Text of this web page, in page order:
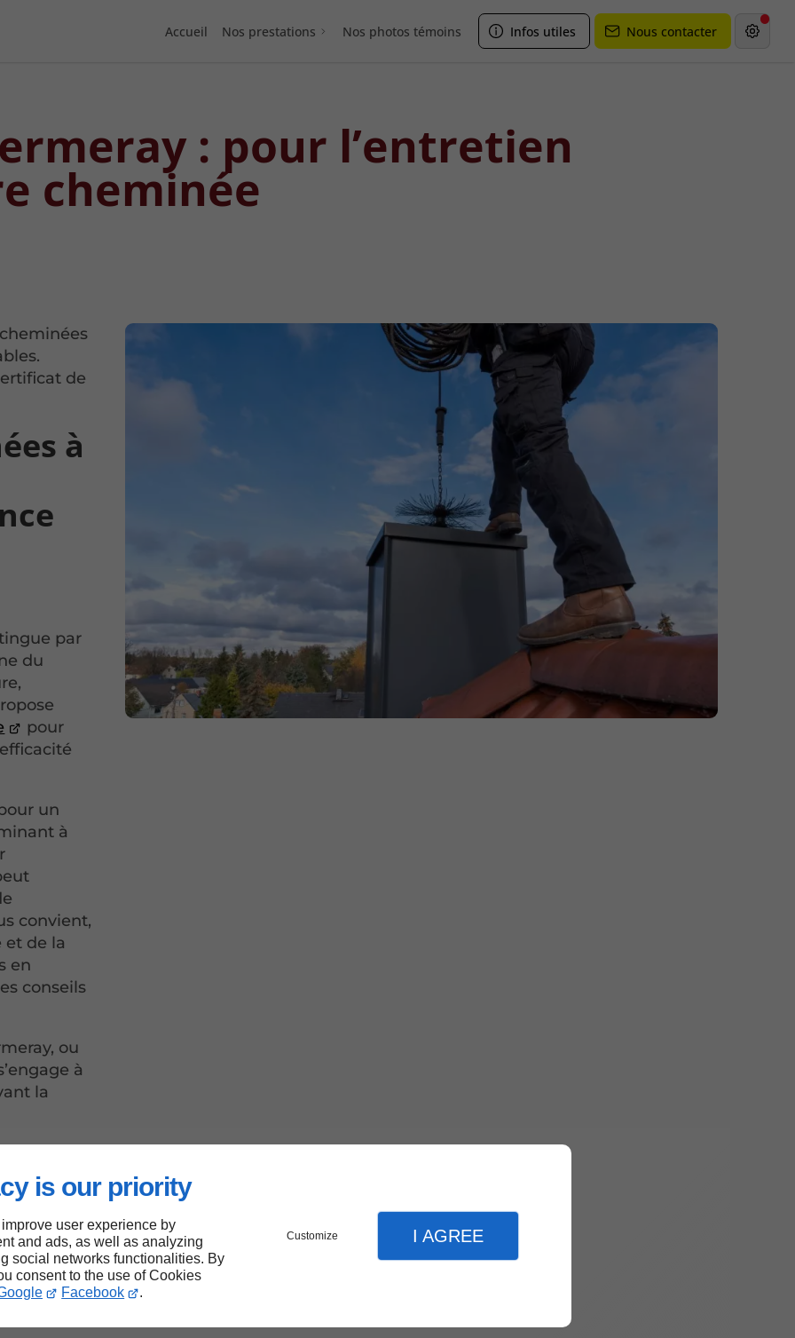
is our priority
user experience by
and ads, as well as analyzing
social networks functionalities. By
consent to the use of Cookies
Facebook .
Customize I AGREE
Accueil Nos prestations Nos photos témoins Infos utiles Nous contacter
: pour l’entretien
cheminée
de
à
par
du
pour
un
à
convient,
et de la
en
conseils
ou
à
la
: